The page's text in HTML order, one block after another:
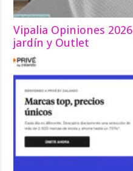
Vipalia Opiniones
jardín y Outlet